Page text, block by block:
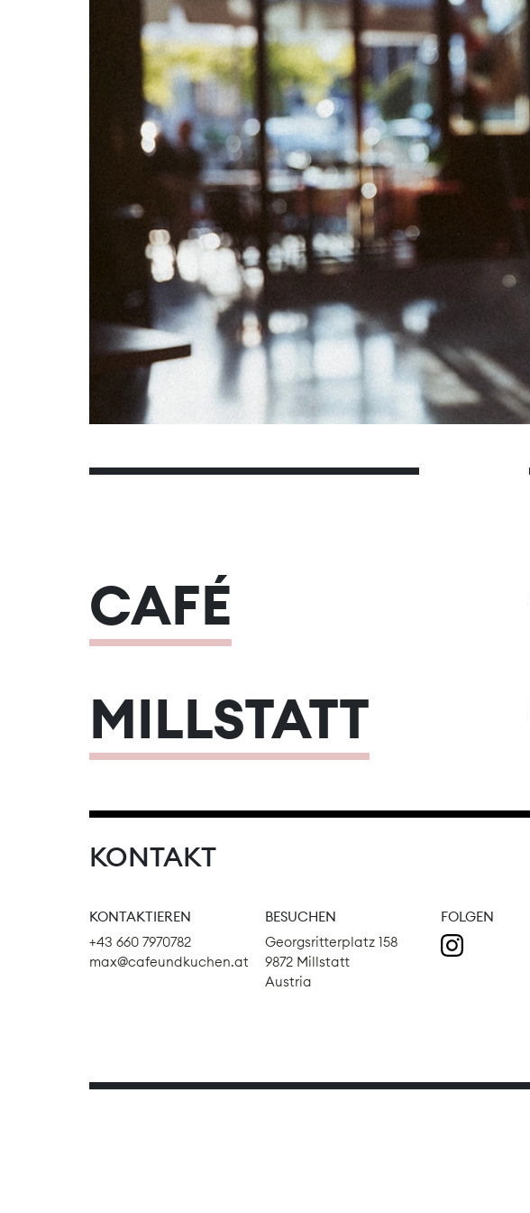
02
03 04
09
10 11
16
17 18
23
24 25
30
CAFÉ
MILLSTATT
KONTAKT
KONTAKTIEREN
+43 660 7970782
max@cafeundkuchen.at
BESUCHEN
Georgsritterplatz 158
9872 Millstatt
Austria
FOLGEN